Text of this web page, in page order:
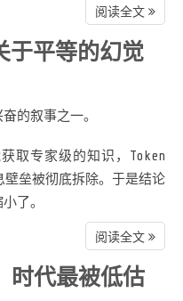
阅读全文
于平等的幻觉
的叙事之一。
取专家级的知识，Token
垒被彻底拆除。于是结论
了。
阅读全文
代最被低估